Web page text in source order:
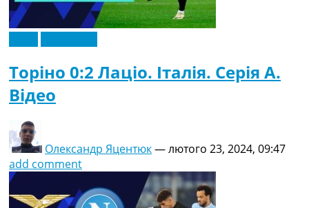
Торіно 0:2 Лаціо. Італія. Серія A.
Відео
Олександр Яцентюк—лютого 23, 2024, 09:47
add comment